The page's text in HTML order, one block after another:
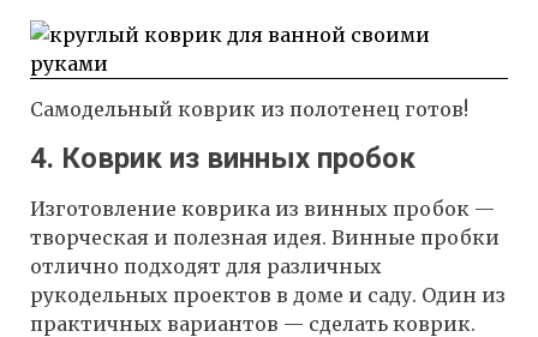
Самодельный коврик из полотенец готов!
4. Коврик из винных пробок
Изготовление коврика из винных пробок —
творческая и полезная идея. Винные пробки
отлично подходят для различных
рукодельных проектов в доме и саду. Один из
практичных вариантов — сделать коврик.